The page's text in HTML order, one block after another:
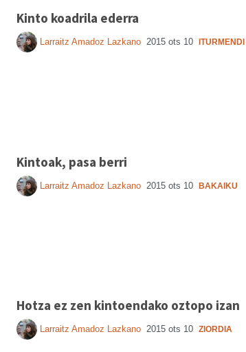
Kinto koadrila ederra
Larraitz Amadoz Lazkano 2015 ots 10 ITURMENDI
Kintoak, pasa berri
Larraitz Amadoz Lazkano 2015 ots 10 BAKAIKU
Hotza ez zen kintoendako oztopo izan
Larraitz Amadoz Lazkano 2015 ots 10 ZIORDIA